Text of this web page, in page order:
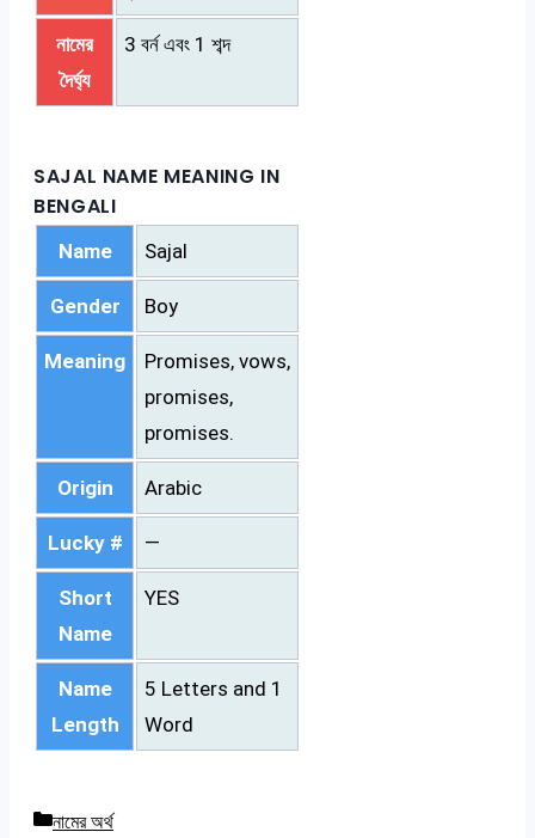
নামের
দৈর্ঘ্য
3 বর্ন এবং 1 শব্দ
SAJAL NAME MEANING IN
BENGALI
Name Sajal
Gender Boy
Meaning
Promises, vows,
promises,
promises.
Origin Arabic
Lucky # —
Short
Name
YES
Name
Length
5 Letters and 1
Word
Categories
নামের অর্থ